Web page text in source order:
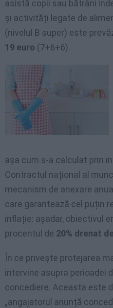
asistă copii sau bătrâni
și activități legate de
(nivelul B super) este
19 euro (7+6+6).
așa cum s-a calculat prin
Contractul național al
mecanism de anexare
care garantează cel puțin
inflație: așadar, obiectivul
procentul de 20% drenat
În ce privește protejarea
intervine asupra perioadei
concediere. Aceasta este
„angajatorul anunță